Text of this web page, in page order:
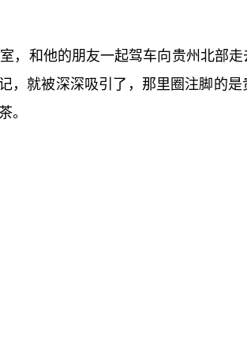
，和他的朋友一起驾车向贵州北部
，就被深深吸引了，那里圈注脚的
。